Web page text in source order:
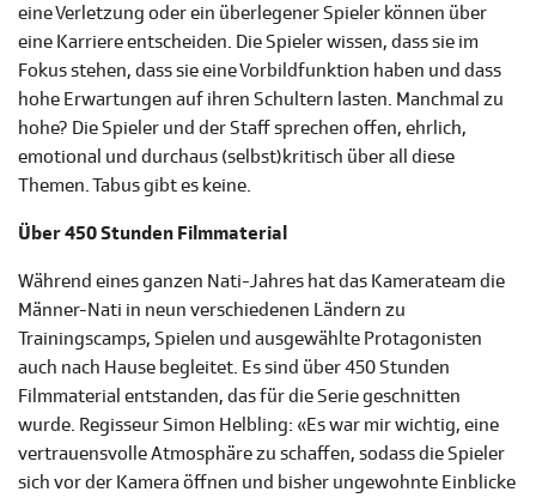
eine Verletzung oder ein überlegener Spieler können über
eine Karriere entscheiden. Die Spieler wissen, dass sie im
Fokus stehen, dass sie eine Vorbildfunktion haben und dass
hohe Erwartungen auf ihren Schultern lasten. Manchmal zu
hohe? Die Spieler und der Staff sprechen offen, ehrlich,
emotional und durchaus (selbst)kritisch über all diese
Themen. Tabus gibt es keine.
Über 450 Stunden Filmmaterial
Während eines ganzen Nati-Jahres hat das Kamerateam die
Männer-Nati in neun verschiedenen Ländern zu
Trainingscamps, Spielen und ausgewählte Protagonisten
auch nach Hause begleitet. Es sind über 450 Stunden
Filmmaterial entstanden, das für die Serie geschnitten
wurde. Regisseur Simon Helbling: «Es war mir wichtig, eine
vertrauensvolle Atmosphäre zu schaffen, sodass die Spieler
sich vor der Kamera öffnen und bisher ungewohnte Einblicke